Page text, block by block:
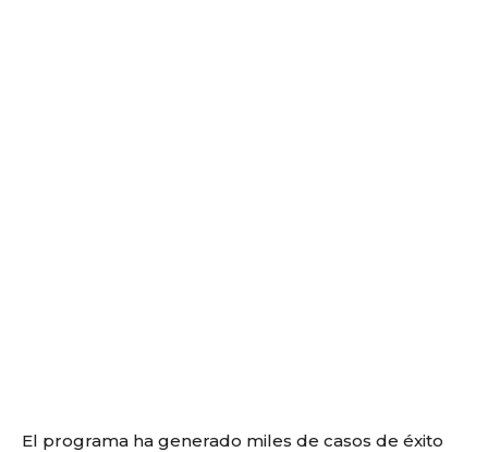
El programa ha generado miles de casos de éxito